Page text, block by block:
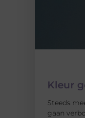
Kleur
Steeds
gaan